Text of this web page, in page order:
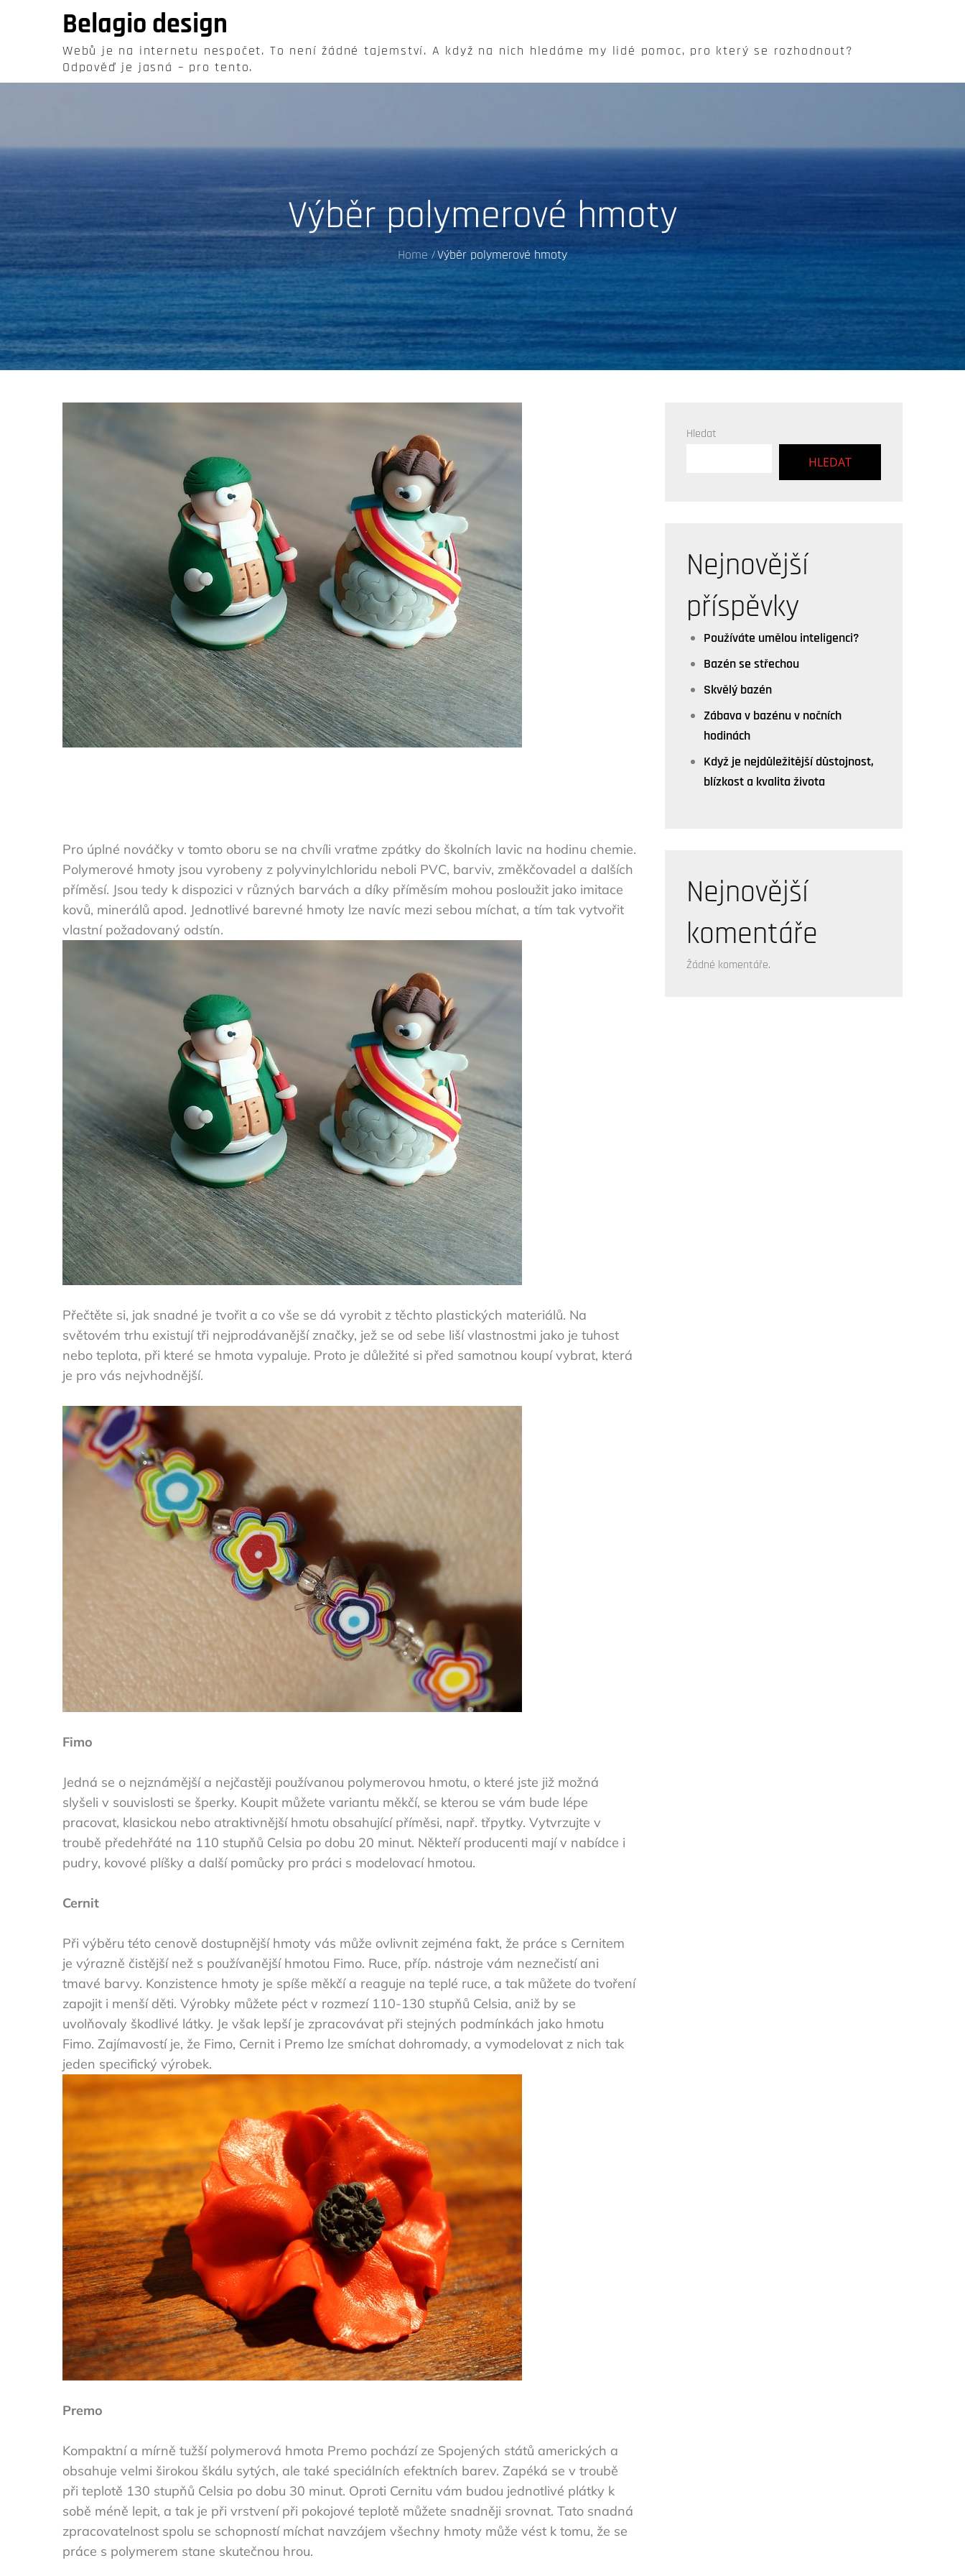
Belagio design
Webů je na internetu nespočet. To není žádné tajemství. A když na nich hledáme my lidé pomoc, pro který se rozhodnout?
Odpověď je jasná – pro tento.
Výběr polymerové hmoty
Home Výběr polymerové hmoty
Pro úplné nováčky v tomto oboru se na chvíli vraťme zpátky do školních lavic na hodinu chemie.
Polymerové hmoty jsou vyrobeny z polyvinylchloridu neboli PVC, barviv, změkčovadel a dalších
příměsí. Jsou tedy k dispozici v různých barvách a díky příměsím mohou posloužit jako imitace
kovů, minerálů apod. Jednotlivé barevné hmoty lze navíc mezi sebou míchat, a tím tak vytvořit
vlastní požadovaný odstín.
Přečtěte si, jak snadné je tvořit a co vše se dá vyrobit z těchto plastických materiálů. Na
světovém trhu existují tři nejprodávanější značky, jež se od sebe liší vlastnostmi jako je tuhost
nebo teplota, při které se hmota vypaluje. Proto je důležité si před samotnou koupí vybrat, která
je pro vás nejvhodnější.
Fimo
Jedná se o nejznámější a nejčastěji používanou polymerovou hmotu, o které jste již možná
slyšeli v souvislosti se šperky. Koupit můžete variantu měkčí, se kterou se vám bude lépe
pracovat, klasickou nebo atraktivnější hmotu obsahující příměsi, např. třpytky. Vytvrzujte v
troubě předehřáté na 110 stupňů Celsia po dobu 20 minut. Někteří producenti mají v nabídce i
pudry, kovové plíšky a další pomůcky pro práci s modelovací hmotou.
Cernit
Při výběru této cenově dostupnější hmoty vás může ovlivnit zejména fakt, že práce s Cernitem
je výrazně čistější než s používanější hmotou Fimo. Ruce, příp. nástroje vám neznečistí ani
tmavé barvy. Konzistence hmoty je spíše měkčí a reaguje na teplé ruce, a tak můžete do tvoření
zapojit i menší děti. Výrobky můžete péct v rozmezí 110-130 stupňů Celsia, aniž by se
uvolňovaly škodlivé látky. Je však lepší je zpracovávat při stejných podmínkách jako hmotu
Fimo. Zajímavostí je, že Fimo, Cernit i Premo lze smíchat dohromady, a vymodelovat z nich tak
jeden specifický výrobek.
Premo
Kompaktní a mírně tužší polymerová hmota Premo pochází ze Spojených států amerických a
obsahuje velmi širokou škálu sytých, ale také speciálních efektních barev. Zapéká se v troubě
při teplotě 130 stupňů Celsia po dobu 30 minut. Oproti Cernitu vám budou jednotlivé plátky k
sobě méně lepit, a tak je při vrstvení při pokojové teplotě můžete snadněji srovnat. Tato snadná
zpracovatelnost spolu se schopností míchat navzájem všechny hmoty může vést k tomu, že se
práce s polymerem stane skutečnou hrou.
Hledat
HLEDAT
Nejnovější
příspěvky
Používáte umělou inteligenci?
Bazén se střechou
Skvělý bazén
Zábava v bazénu v nočních
hodinách
Když je nejdůležitější důstojnost,
blízkost a kvalita života
Nejnovější
komentáře
Žádné komentáře.